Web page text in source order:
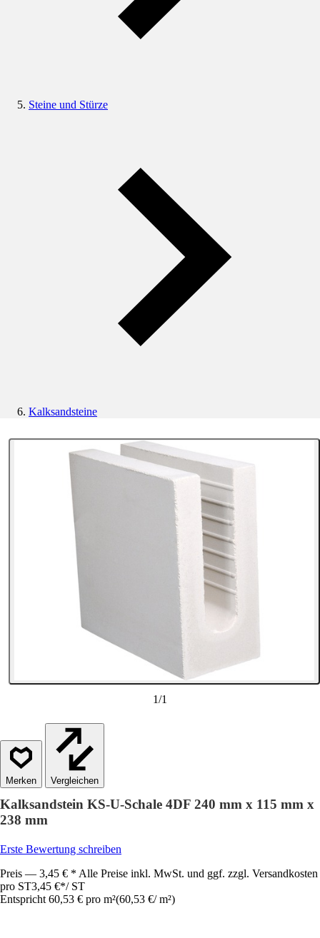
Steine und Stürze
Kalksandsteine
1/1
Vergleichen
Kalksandstein KS-U-Schale 4DF 240 mm x 115 mm x
238 mm
Erste Bewertung schreiben
Preis — 3,45 € * Alle Preise inkl. MwSt. und ggf. zzgl. Versandkosten
pro ST3,45 €*/ ST
Entspricht 60,53 € pro m²(60,53 €/ m²)